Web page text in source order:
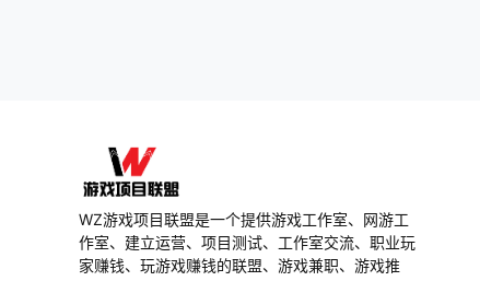
WZ游戏项目联盟是一个提供游戏工作室、网游工
作室、建立运营、项目测试、工作室交流、职业玩
家赚钱、玩游戏赚钱的联盟、游戏兼职、游戏推